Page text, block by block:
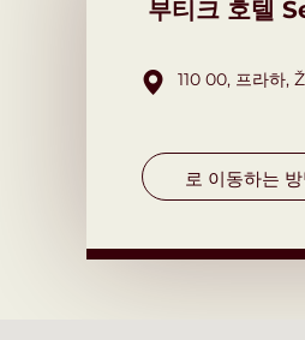
부티크 호텔
110 00, 프라하,
로 이동하는 방